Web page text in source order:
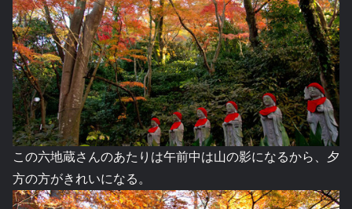
この六地蔵さんのあたりは午前中は山の影になるから、夕
方の方がきれいになる。